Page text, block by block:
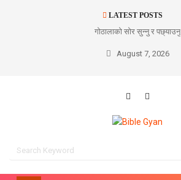
LATEST POSTS
गोठालाको सोर सुन्नु र पछ्याउनु
August 7, 2026